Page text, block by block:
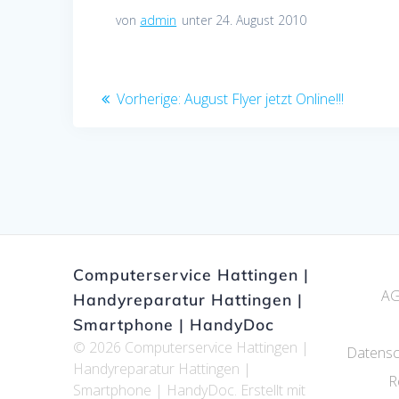
von admin unter 24. August 2010
Beitragsnavigation
Vorherige: Vorheriger
August Flyer jetzt Online!!!
Computerservice Hattingen |
Handyreparatur Hattingen |
Smartphone | HandyDoc
© 2026 Computerservice Hattingen |
Handyreparatur Hattingen |
Smartphone | HandyDoc. Erstellt mit